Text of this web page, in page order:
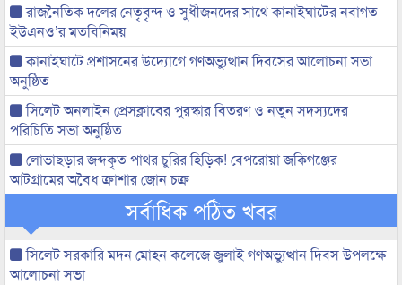
রাজনৈতিক দলের নেতৃবৃন্দ ও সুধীজনদের সাথে কানাইঘাটের নবাগত
ইউএনও’র মতবিনিময়
কানাইঘাটে প্রশাসনের উদ্যোগে গণঅভ্যুত্থান দিবসের আলোচনা সভা
অনুষ্ঠিত
সিলেট অনলাইন প্রেসক্লাবের পুরস্কার বিতরণ ও নতুন সদস্যদের
পরিচিতি সভা অনুষ্ঠিত
লোভাছড়ার জব্দকৃত পাথর চুরির হিড়িক! বেপরোয়া জকিগঞ্জের
আটগ্রামের অবৈধ ক্রাশার জোন চক্র
সর্বাধিক পঠিত খবর
সিলেট সরকারি মদন মোহন কলেজে জুলাই গণঅভ্যুত্থান দিবস উপলক্ষে
আলোচনা সভা